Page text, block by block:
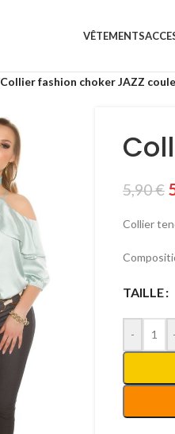
VÊTEMENTS
Collier fashion choker JAZZ
5,90€
Collier
TAILLE
-